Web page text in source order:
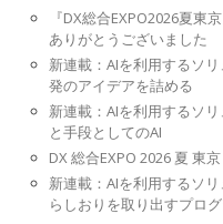
『DX総合EXPO2026夏東
ありがとうございました
新連載：AIを利用するソ
発のアイデアを詰める
新連載：AIを利用するソ
と手段としてのAI
DX 総合EXPO 2026 夏 東
新連載：AIを利用するソ
らしおりを取り出すプロ